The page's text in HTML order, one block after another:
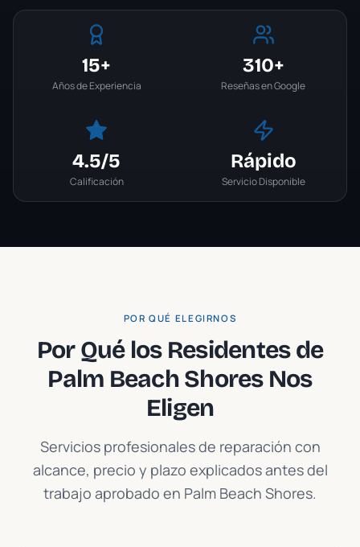
15+
Años de Experiencia
310+
Reseñas en Google
4.5/5
Calificación
Rápido
Servicio Disponible
POR QUÉ ELEGIRNOS
Por Qué los Residentes de
Palm Beach ShoresNos
Eligen
Servicios profesionales de reparación con
alcance, precio y plazo explicados antes del
trabajo aprobado en Palm Beach Shores.